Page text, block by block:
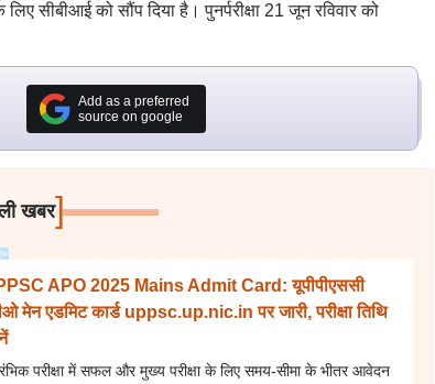
सीबीआई को सौंप दिया है। पुनर्परीक्षा 21 जून रविवार को
Add as a preferred
source on google
खबर]
APO 2025 Mains Admit Card: यूपीपीएससी
मेन एडमिट कार्ड uppsc.up.nic.in पर जारी, परीक्षा तिथि
परीक्षा में सफल और मुख्य परीक्षा के लिए समय-सीमा के भीतर आवेदन